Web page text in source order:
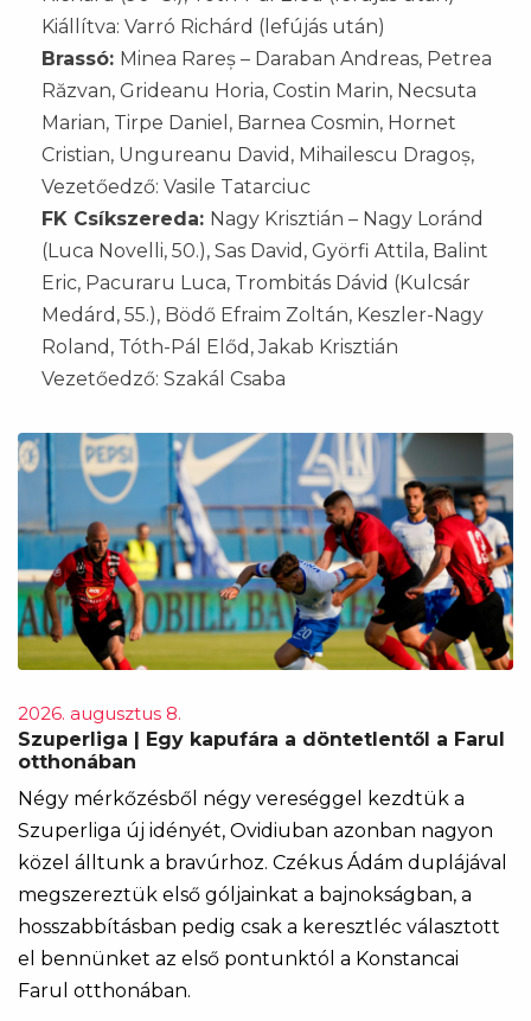
Kiállítva: Varró Richárd (lefújás után)
Brassó: Minea Rareș – Daraban Andreas, Petrea
Răzvan, Grideanu Horia, Costin Marin, Necsuta
Marian, Tirpe Daniel, Barnea Cosmin, Hornet
Cristian, Ungureanu David, Mihailescu Dragoș,
Vezetőedző: Vasile Tatarciuc
FK Csíkszereda: Nagy Krisztián – Nagy Loránd
(Luca Novelli, 50.), Sas David, Györfi Attila, Balint
Eric, Pacuraru Luca, Trombitás Dávid (Kulcsár
Medárd, 55.), Bödő Efraim Zoltán, Keszler-Nagy
Roland, Tóth-Pál Előd, Jakab Krisztián
Vezetőedző: Szakál Csaba
2026. augusztus 8.
Szuperliga | Egy kapufára a döntetlentől a Farul
otthonában
Négy mérkőzésből négy vereséggel kezdtük a
Szuperliga új idényét, Ovidiuban azonban nagyon
közel álltunk a bravúrhoz. Czékus Ádám duplájával
megszereztük első góljainkat a bajnokságban, a
hosszabbításban pedig csak a keresztléc választott
el bennünket az első pontunktól a Konstancai
Farul otthonában.